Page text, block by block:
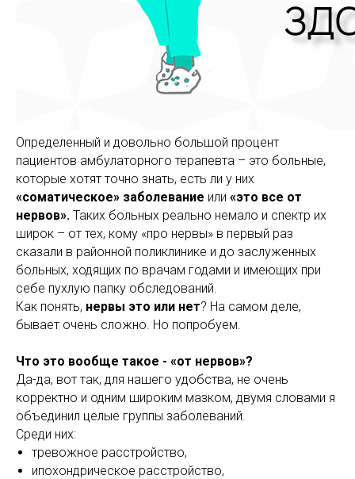
Определенный и довольно большой процент
пациентов амбулаторного терапевта – это больные,
которые хотят точно знать, есть ли у них
«соматическое» заболевание или «это все от
нервов». Таких больных реально немало и спектр их
широк – от тех, кому «про нервы» в первый раз
сказали в районной поликлинике и до заслуженных
больных, ходящих по врачам годами и имеющих при
себе пухлую папку обследований.
Как понять, нервы это или нет? На самом деле,
бывает очень сложно. Но попробуем.
Что это вообще такое - «от нервов»?
Да-да, вот так, для нашего удобства, не очень
корректно и одним широким мазком, двумя словами я
объединил целые группы заболеваний.
Среди них:
тревожное расстройство,
ипохондрическое расстройство,